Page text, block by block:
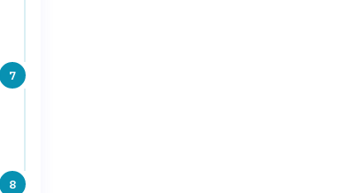
7
8